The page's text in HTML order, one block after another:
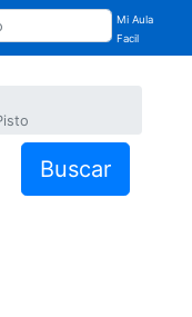
Mi Aula
Facil
Buscar